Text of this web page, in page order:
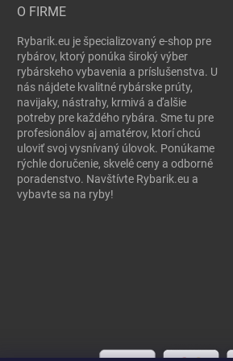
O FIRME
Rybarik.eu je špecializovaný e-shop pre
rybárov, ktorý ponúka široký výber
rybárskeho vybavenia a príslušenstva. U
nás nájdete kvalitné rybárske prúty,
navijaky, nástrahy, krmivá a ďalšie
potreby pre každého rybára. Sme tu pre
profesionálov aj amatérov, ktorí chcú
uloviť svoj vysnívaný úlovok. Ponúkame
rýchle doručenie, skvelé ceny a odborné
poradenstvo. Navštívte Rybarik.eu a
vybavte sa na ryby!